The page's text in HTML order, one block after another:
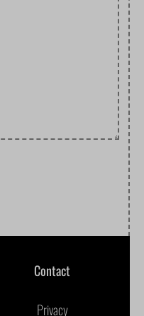
Contact
Privacy